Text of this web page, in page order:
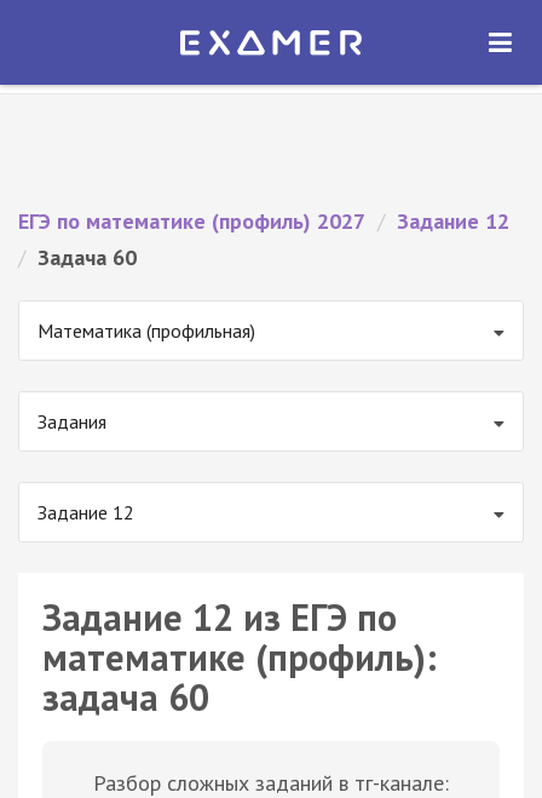
Экзамер — ЕГЭ 2027
ОТКРЫТЬ
ЕГЭ по математике (профиль) 2027 / Задание 12
/ Задача 60
Математика (профильная)
Задания
Задание 12
Задание 12 из ЕГЭ по
математике (профиль):
задача 60
Разбор сложных заданий в тг-канале: